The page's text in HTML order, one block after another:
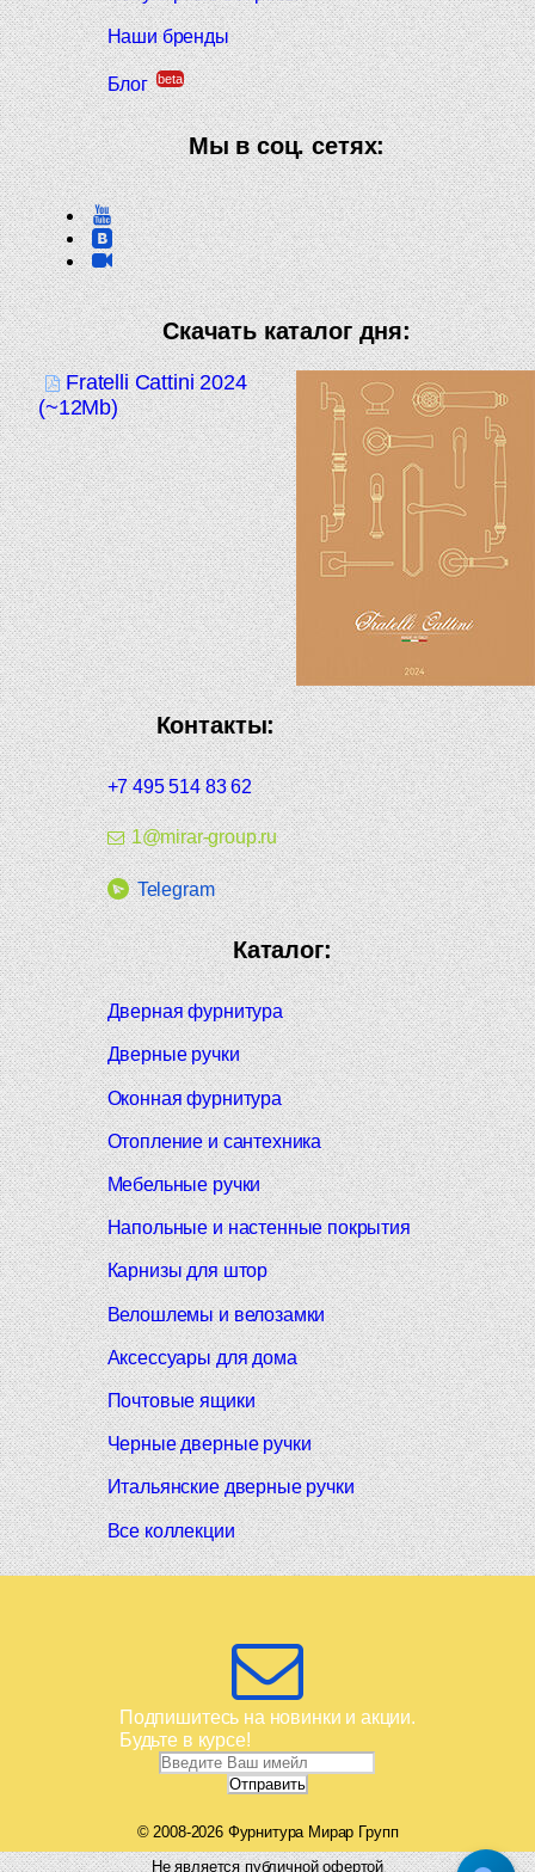
Наши бренды
Блог beta
Мы в соц. сетях:
Скачать каталог дня:
Fratelli Cattini 2024
(~12Mb)
Контакты:
+7 495 514 83 62
1@mirar-group.ru
Telegram
Каталог:
Дверная фурнитура
Дверные ручки
Оконная фурнитура
Отопление и сантехника
Мебельные ручки
Напольные и настенные покрытия
Карнизы для штор
Велошлемы и велозамки
Аксессуары для дома
Почтовые ящики
Черные дверные ручки
Итальянские дверные ручки
Все коллекции
Подпишитесь на новинки и акции.
Будьте в курсе!
© 2008-2026 Фурнитура Мирар Групп
Не является публичной офертой